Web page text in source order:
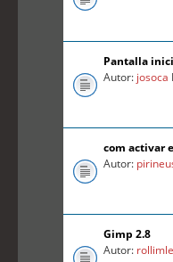
Pantalla
Autor: josoca
com activar
Autor:
Gimp 2.8
Autor: